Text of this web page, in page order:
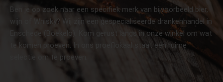
Ben je op zoek naar een specifiek merk van bijvoorbeeld bier,
wijn of Whisky? Wij zijn een gespecialiseerde drankenhandel in
Enschede (Boekelo). Kom gerust langs in onze winkel om wat
te komen proeven. In ons proeflokaal staat een ruime
selectie om te proeven.